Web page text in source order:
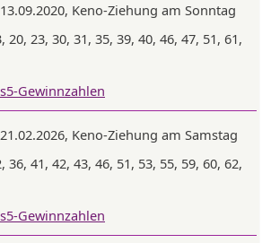
Keno-Ziehung am Sonntag
20, 23, 30, 31, 35, 39, 40, 46, 47, 51, 61,
Gewinnzahlen
Keno-Ziehung am Samstag
36, 41, 42, 43, 46, 51, 53, 55, 59, 60, 62,
Gewinnzahlen